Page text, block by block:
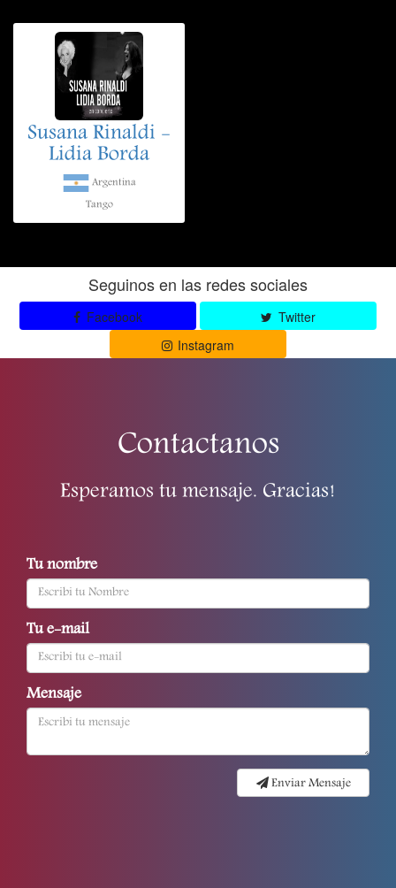
Susana Rinaldi -
Lidia Borda
Argentina
Tango
Seguinos en las redes sociales
Facebook
Twitter
Instagram
Contactanos
Esperamos tu mensaje. Gracias!
Tu nombre
Tu e-mail
Mensaje
Enviar Mensaje